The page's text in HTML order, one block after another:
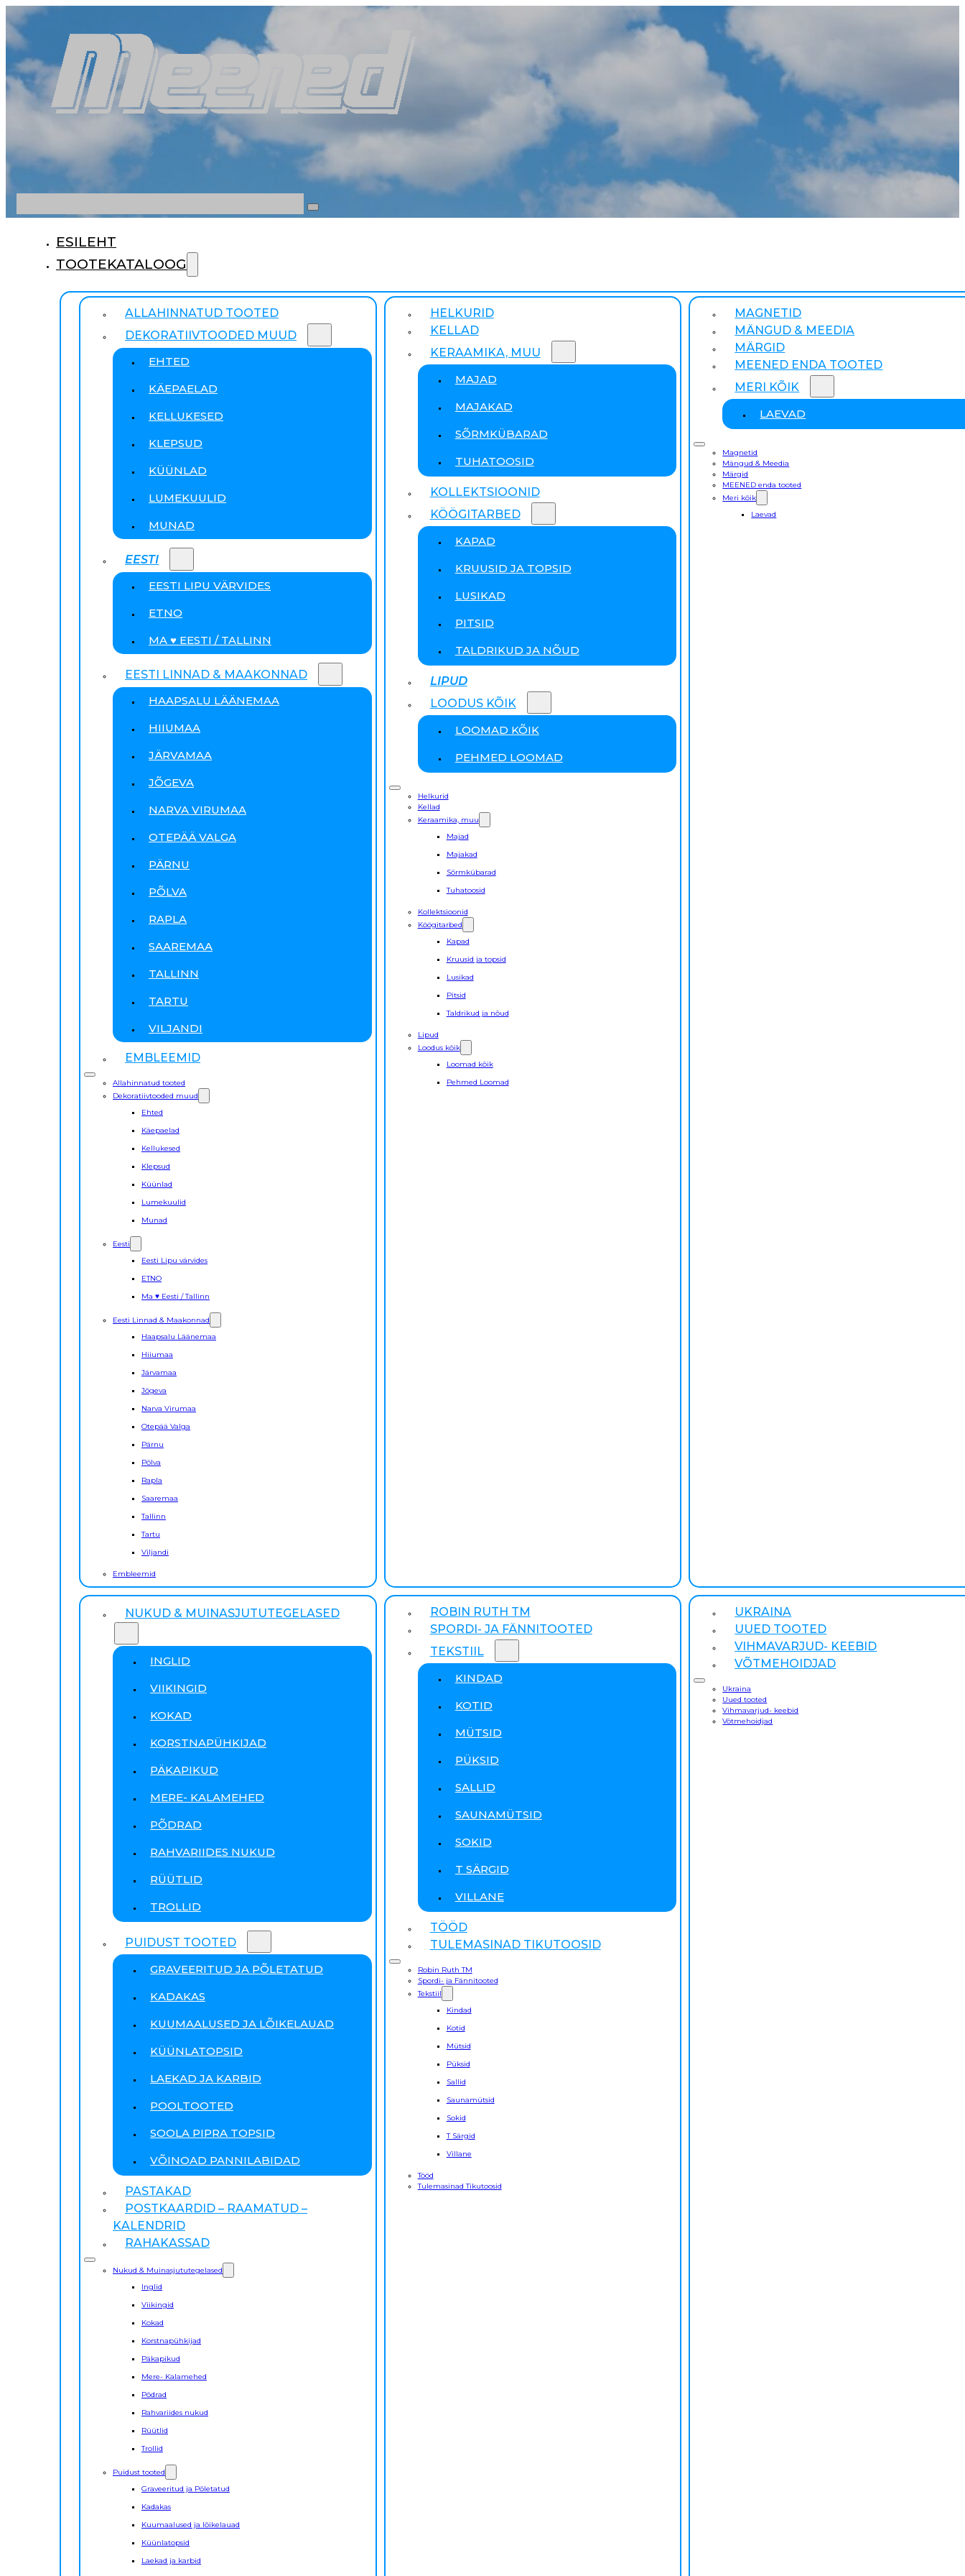
ESILEHT
TOOTEKATALOOG
ALLAHINNATUD TOOTED
DEKORATIIVTOODED MUUD
EHTED
KÄEPAELAD
KELLUKESED
KLEPSUD
KÜÜNLAD
LUMEKUULID
MUNAD
EESTI
EESTI LIPU VÄRVIDES
ETNO
MA ♥ EESTI / TALLINN
EESTI LINNAD & MAAKONNAD
HAAPSALU LÄÄNEMAA
HIIUMAA
JÄRVAMAA
JÕGEVA
NARVA VIRUMAA
OTEPÄÄ VALGA
PÄRNU
PÕLVA
RAPLA
SAAREMAA
TALLINN
TARTU
VILJANDI
EMBLEEMID
Allahinnatud tooted
Dekoratiivtooded muud
Ehted
Käepaelad
Kellukesed
Klepsud
Küünlad
Lumekuulid
Munad
Eesti
Eesti Lipu värvides
ETNO
Ma ♥ Eesti / Tallinn
Eesti Linnad & Maakonnad
Haapsalu Läänemaa
Hiiumaa
Järvamaa
Jõgeva
Narva Virumaa
Otepää Valga
Pärnu
Põlva
Rapla
Saaremaa
Tallinn
Tartu
Viljandi
Embleemid
HELKURID
KELLAD
KERAAMIKA, MUU
MAJAD
MAJAKAD
SÕRMKÜBARAD
TUHATOOSID
KOLLEKTSIOONID
KÖÖGITARBED
KAPAD
KRUUSID JA TOPSID
LUSIKAD
PITSID
TALDRIKUD JA NÕUD
LIPUD
LOODUS KÕIK
LOOMAD KÕIK
PEHMED LOOMAD
Helkurid
Kellad
Keraamika, muu
Majad
Majakad
Sõrmkübarad
Tuhatoosid
Kollektsioonid
Köögitarbed
Kapad
Kruusid ja topsid
Lusikad
Pitsid
Taldrikud ja nõud
Lipud
Loodus kõik
Loomad kõik
Pehmed Loomad
MAGNETID
MÄNGUD & MEEDIA
MÄRGID
MEENED ENDA TOOTED
MERI KÕIK
LAEVAD
Magnetid
Mängud & Meedia
Märgid
MEENED enda tooted
Meri kõik
Laevad
NUKUD & MUINASJUTUTEGELASED
INGLID
VIIKINGID
KOKAD
KORSTNAPÜHKIJAD
PÄKAPIKUD
MERE- KALAMEHED
PÕDRAD
RAHVARIIDES NUKUD
RÜÜTLID
TROLLID
PUIDUST TOOTED
GRAVEERITUD JA PÕLETATUD
KADAKAS
KUUMAALUSED JA LÕIKELAUAD
KÜÜNLATOPSID
LAEKAD JA KARBID
POOLTOOTED
SOOLA PIPRA TOPSID
VÕINOAD PANNILABIDAD
PASTAKAD
POSTKAARDID – RAAMATUD –
KALENDRID
RAHAKASSAD
Nukud & Muinasjututegelased
Inglid
Viikingid
Kokad
Korstnapühkijad
Päkapikud
Mere- Kalamehed
Põdrad
Rahvariides nukud
Rüütlid
Trollid
Puidust tooted
Graveeritud ja Põletatud
Kadakas
Kuumaalused ja lõikelauad
Küünlatopsid
Laekad ja karbid
ROBIN RUTH TM
SPORDI- JA FÄNNITOOTED
TEKSTIIL
KINDAD
KOTID
MÜTSID
PÜKSID
SALLID
SAUNAMÜTSID
SOKID
T SÄRGID
VILLANE
TÖÖD
TULEMASINAD TIKUTOOSID
Robin Ruth TM
Spordi- ja Fännitooted
Tekstiil
Kindad
Kotid
Mütsid
Püksid
Sallid
Saunamütsid
Sokid
T Särgid
Villane
Tööd
Tulemasinad Tikutoosid
UKRAINA
UUED TOOTED
VIHMAVARJUD- KEEBID
VÕTMEHOIDJAD
Ukraina
Uued tooted
Vihmavarjud- keebid
Võtmehoidjad